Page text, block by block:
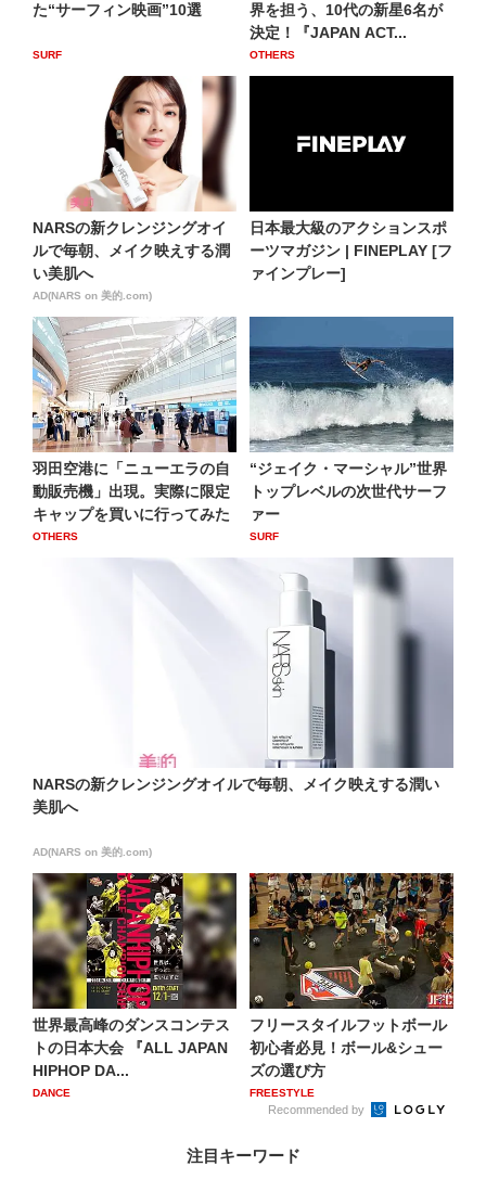
た“サーフィン映画”10選
SURF
界を担う、10代の新星6名が
決定！『JAPAN ACT...
OTHERS
NARSの新クレンジングオイ
ルで毎朝、メイク映えする潤
い美肌へ
AD(NARS on 美的.com)
日本最大級のアクションスポ
ーツマガジン | FINEPLAY [フ
ァインプレー]
羽田空港に「ニューエラの自
動販売機」出現。実際に限定
キャップを買いに行ってみた
OTHERS
“ジェイク・マーシャル”世界
トップレベルの次世代サーフ
ァー
SURF
NARSの新クレンジングオイルで毎朝、メイク映えする潤い
美肌へ
AD(NARS on 美的.com)
世界最高峰のダンスコンテス
トの日本大会 『ALL JAPAN
HIPHOP DA...
DANCE
フリースタイルフットボール
初心者必見！ボール&シュー
ズの選び方
FREESTYLE
Recommended by
注目キーワード